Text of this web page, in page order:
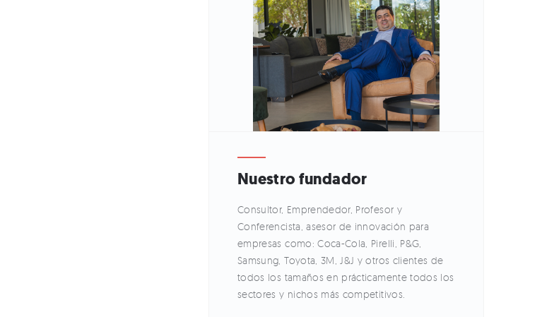
Nuestro fundador
Consultor, Emprendedor, Profesor y
Conferencista, asesor de innovación para
empresas como: Coca-Cola, Pirelli, P&G,
Samsung, Toyota, 3M, J&J y otros clientes de
todos los tamaños en prácticamente todos los
sectores y nichos más competitivos.